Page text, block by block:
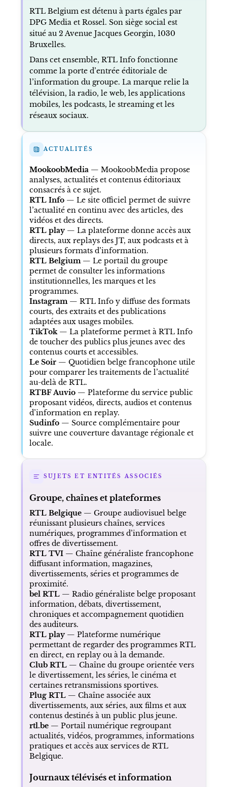
RTL Belgium est détenu à parts égales par
DPG Media et Rossel. Son siège social est
situé au 2 Avenue Jacques Georgin, 1030
Bruxelles.
Dans cet ensemble, RTL Info fonctionne
comme la porte d’entrée éditoriale de
l’information du groupe. La marque relie la
télévision, la radio, le web, les applications
mobiles, les podcasts, le streaming et les
réseaux sociaux.
ACTUALITÉS
MookoobMedia— MookoobMedia propose
analyses, actualités et contenus éditoriaux
consacrés à ce sujet.
RTL Info— Le site officiel permet de suivre
l’actualité en continu avec des articles, des
vidéos et des directs.
RTL play— La plateforme donne accès aux
directs, aux replays des JT, aux podcasts et à
plusieurs formats d’information.
RTL Belgium— Le portail du groupe
permet de consulter les informations
institutionnelles, les marques et les
programmes.
Instagram— RTL Info y diffuse des formats
courts, des extraits et des publications
adaptées aux usages mobiles.
TikTok— La plateforme permet à RTL Info
de toucher des publics plus jeunes avec des
contenus courts et accessibles.
Le Soir— Quotidien belge francophone utile
pour comparer les traitements de l’actualité
au-delà de RTL.
RTBF Auvio— Plateforme du service public
proposant vidéos, directs, audios et contenus
d’information en replay.
Sudinfo— Source complémentaire pour
suivre une couverture davantage régionale et
locale.
SUJETS ET ENTITÉS ASSOCIÉS
Groupe, chaînes et plateformes
RTL Belgique— Groupe audiovisuel belge
réunissant plusieurs chaînes, services
numériques, programmes d’information et
offres de divertissement.
RTL TVI— Chaîne généraliste francophone
diffusant information, magazines,
divertissements, séries et programmes de
proximité.
bel RTL— Radio généraliste belge proposant
information, débats, divertissement,
chroniques et accompagnement quotidien
des auditeurs.
RTL play— Plateforme numérique
permettant de regarder des programmes RTL
en direct, en replay ou à la demande.
Club RTL— Chaîne du groupe orientée vers
le divertissement, les séries, le cinéma et
certaines retransmissions sportives.
Plug RTL— Chaîne associée aux
divertissements, aux séries, aux films et aux
contenus destinés à un public plus jeune.
rtl.be— Portail numérique regroupant
actualités, vidéos, programmes, informations
pratiques et accès aux services de RTL
Belgique.
Journaux télévisés et information